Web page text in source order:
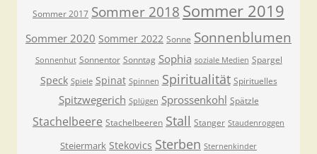
Sommer 2017 Sommer 2018 Sommer 2019
Sommer 2020 Sommer 2022 Sonne Sonnenblumen
Sonnenhut Sonnentor Sonntag Sophia soziale Medien Spargel
Speck Spiele Spinat Spinnen Spiritualität Spirituelles
Spitzwegerich Splügen Sprossenkohl Spätzle
Stachelbeere Stachelbeeren Stall Stanger Staudenroggen
Steiermark Stekovics Sterben Sternenkinder